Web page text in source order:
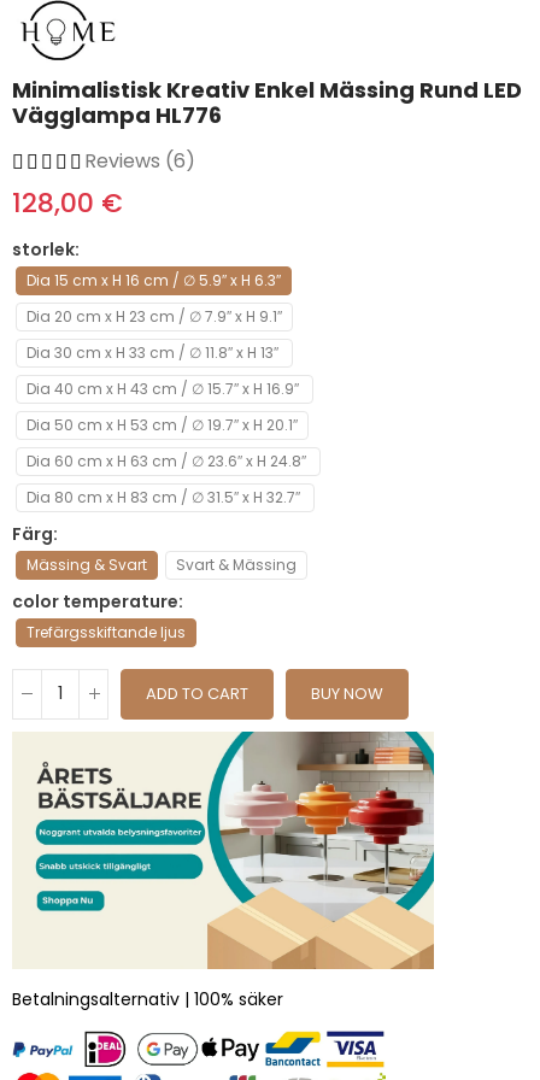
Minimalistisk Kreativ Enkel Mässing Rund LED
Vägglampa HL776
Reviews (6)
128,00 €
storlek
Dia 15 cm x H 16 cm / ∅ 5.9″ x H 6.3″
Dia 20 cm x H 23 cm / ∅ 7.9″ x H 9.1″
Dia 30 cm x H 33 cm / ∅ 11.8″ x H 13″
Dia 40 cm x H 43 cm / ∅ 15.7″ x H 16.9″
Dia 50 cm x H 53 cm / ∅ 19.7″ x H 20.1″
Dia 60 cm x H 63 cm / ∅ 23.6″ x H 24.8″
Dia 80 cm x H 83 cm / ∅ 31.5″ x H 32.7″
Färg
Mässing & Svart Svart & Mässing
color temperature
Trefärgsskiftande ljus
ADD TO CART BUY NOW
Betalningsalternativ | 100% säker